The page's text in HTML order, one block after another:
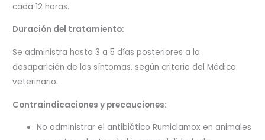
cada 12 horas.
Duración del tratamiento:
Se administra hasta 3 a 5 días posteriores a la
desaparición de los síntomas, según criterio del Médico
veterinario.
Contraindicaciones y precauciones:
No administrar el antibiótico Rumiclamox en animales